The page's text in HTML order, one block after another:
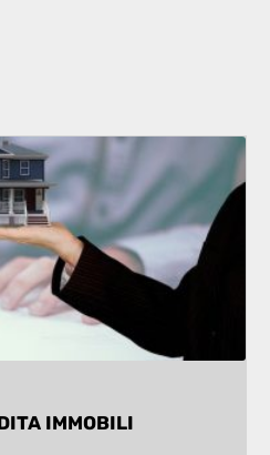
VENDITA
di immobili come
appartamenti, box
commerciali e altro.
IMMOBILI